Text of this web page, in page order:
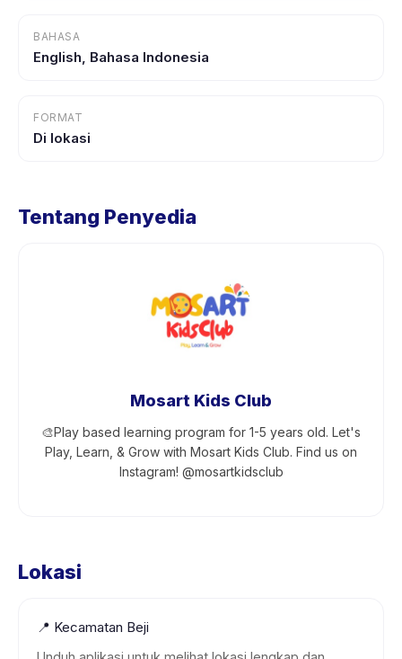
BAHASA
English, Bahasa Indonesia
FORMAT
Di lokasi
Tentang Penyedia
Mosart Kids Club
🎨Play based learning program for 1-5 years old. Let's
Play, Learn, & Grow with Mosart Kids Club. Find us on
Instagram! @mosartkidsclub
Lokasi
📍 Kecamatan Beji